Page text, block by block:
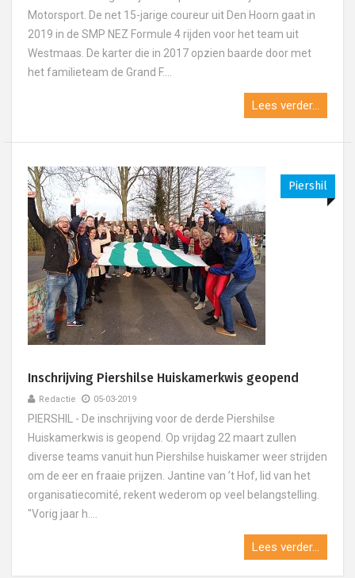
Motorsport. De net 15-jarige coureur uit Den Hoorn gaat in
2019 in de SMP NEZ Formule 4 rijden voor het team uit
Westmaas. De karter die in 2017 opzien baarde door met
het familieteam de Grand F....
Lees verder...
Piershil
Inschrijving Piershilse Huiskamerkwis geopend
Redactie 05-03-2019
PIERSHIL - De inschrijving voor de derde Piershilse
Huiskamerkwis is geopend. Op vrijdag 22 maart zullen
diverse teams vanuit hun Piershilse huiskamer weer strijden
om de eer en fraaie prijzen. Jantine van ’t Hof, lid van het
organisatiecomité, rekent wederom op veel belangstelling.
"Vorig jaar h....
Lees verder...